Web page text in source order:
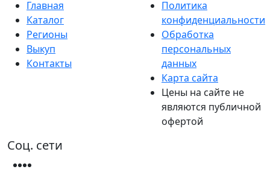
Главная
Каталог
Регионы
Выкуп
Контакты
Политика
конфиденциальности
Обработка
персональных
данных
Карта сайта
Цены на сайте не
являются публичной
офертой
Соц. сети